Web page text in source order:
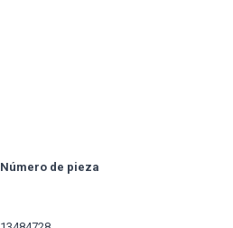
Número de pieza